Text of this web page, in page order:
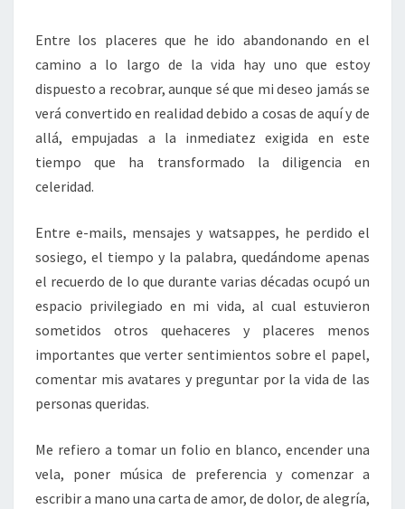
Entre los placeres que he ido abandonando en el
camino a lo largo de la vida hay uno que estoy
dispuesto a recobrar, aunque sé que mi deseo jamás se
verá convertido en realidad debido a cosas de aquí y de
allá, empujadas a la inmediatez exigida en este
tiempo que ha transformado la diligencia en
celeridad.
Entre e-mails, mensajes y watsappes, he perdido el
sosiego, el tiempo y la palabra, quedándome apenas
el recuerdo de lo que durante varias décadas ocupó un
espacio privilegiado en mi vida, al cual estuvieron
sometidos otros quehaceres y placeres menos
importantes que verter sentimientos sobre el papel,
comentar mis avatares y preguntar por la vida de las
personas queridas.
Me refiero a tomar un folio en blanco, encender una
vela, poner música de preferencia y comenzar a
escribir a mano una carta de amor, de dolor, de alegría,